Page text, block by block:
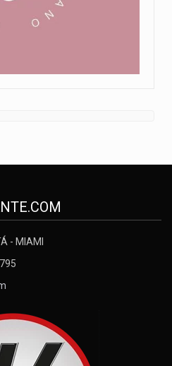
- MIAMI